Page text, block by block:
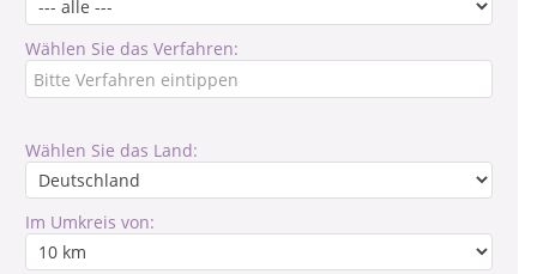
Wählen Sie das Verfahren:
Wählen Sie das Land:
Im Umkreis von: